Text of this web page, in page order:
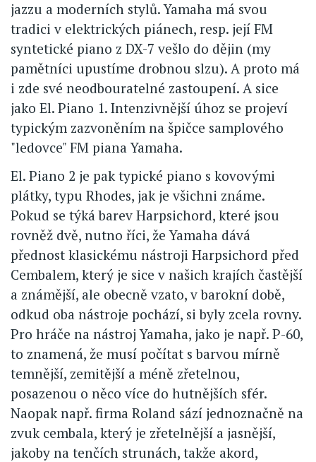
jazzu a moderních stylů. Yamaha má svou
tradici v elektrických piánech, resp. její FM
syntetické piano z DX-7 vešlo do dějin (my
pamětníci upustíme drobnou slzu). A proto má
i zde své neodbouratelné zastoupení. A sice
jako El. Piano 1. Intenzivnější úhoz se projeví
typickým zazvoněním na špičce samplového
"ledovce" FM piana Yamaha.
El. Piano 2 je pak typické piano s kovovými
plátky, typu Rhodes, jak je všichni známe.
Pokud se týká barev Harpsichord, které jsou
rovněž dvě, nutno říci, že Yamaha dává
přednost klasickému nástroji Harpsichord před
Cembalem, který je sice v našich krajích častější
a známější, ale obecně vzato, v barokní době,
odkud oba nástroje pochází, si byly zcela rovny.
Pro hráče na nástroj Yamaha, jako je např. P-60,
to znamená, že musí počítat s barvou mírně
temnější, zemitější a méně zřetelnou,
posazenou o něco více do hutnějších sfér.
Naopak např. firma Roland sází jednoznačně na
zvuk cembala, který je zřetelnější a jasnější,
jakoby na tenčích strunách, takže akord,